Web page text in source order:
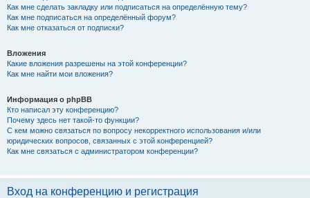
Как мне сделать закладку или подписаться на определённую тему?
Как мне подписаться на определённый форум?
Как мне отказаться от подписки?
Вложения
Какие вложения разрешены на этой конференции?
Как мне найти мои вложения?
Информация о phpBB
Кто написал эту конференцию?
Почему здесь нет такой-то функции?
С кем можно связаться по вопросу некорректного использования и/или
юридических вопросов, связанных с этой конференцией?
Как мне связаться с администратором конференции?
Вход на конференцию и регистрация